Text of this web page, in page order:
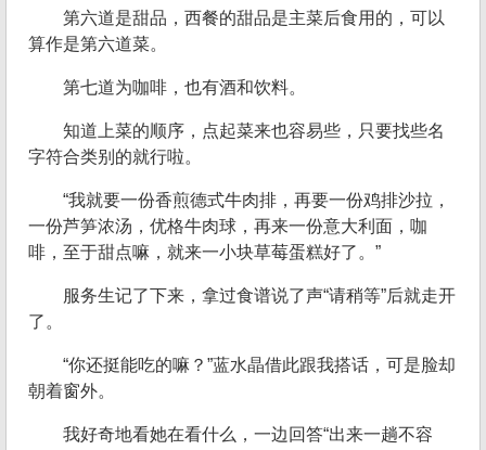
第六道是甜品，西餐的甜品是主菜后食用的，可以
算作是第六道菜。
第七道为咖啡，也有酒和饮料。
知道上菜的顺序，点起菜来也容易些，只要找些名
字符合类别的就行啦。
“我就要一份香煎德式牛肉排，再要一份鸡排沙拉，
一份芦笋浓汤，优格牛肉球，再来一份意大利面，咖
啡，至于甜点嘛，就来一小块草莓蛋糕好了。”
服务生记了下来，拿过食谱说了声“请稍等”后就走开
了。
“你还挺能吃的嘛？”蓝水晶借此跟我搭话，可是脸却
朝着窗外。
我好奇地看她在看什么，一边回答“出来一趟不容